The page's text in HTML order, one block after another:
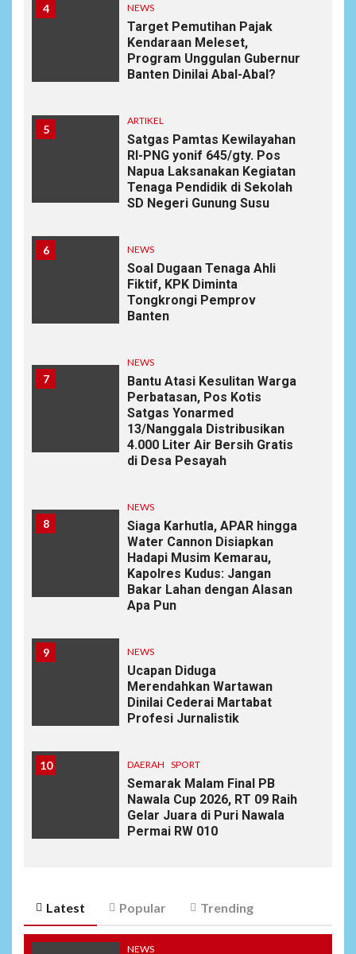
4 NEWS
Target Pemutihan Pajak
Kendaraan Meleset,
Program Unggulan Gubernur
Banten Dinilai Abal-Abal?
5
ARTIKEL
Satgas Pamtas Kewilayahan
RI-PNG yonif 645/gty. Pos
Napua Laksanakan Kegiatan
Tenaga Pendidik di Sekolah
SD Negeri Gunung Susu
6 NEWS
Soal Dugaan Tenaga Ahli
Fiktif, KPK Diminta
Tongkrongi Pemprov
Banten
7
NEWS
Bantu Atasi Kesulitan Warga
Perbatasan, Pos Kotis
Satgas Yonarmed
13/Nanggala Distribusikan
4.000 Liter Air Bersih Gratis
di Desa Pesayah
8
NEWS
Siaga Karhutla, APAR hingga
Water Cannon Disiapkan
Hadapi Musim Kemarau,
Kapolres Kudus: Jangan
Bakar Lahan dengan Alasan
Apa Pun
9 NEWS
Ucapan Diduga
Merendahkan Wartawan
Dinilai Cederai Martabat
Profesi Jurnalistik
10 DAERAH SPORT
Semarak Malam Final PB
Nawala Cup 2026, RT 09 Raih
Gelar Juara di Puri Nawala
Permai RW 010
Latest Popular Trending
NEWS